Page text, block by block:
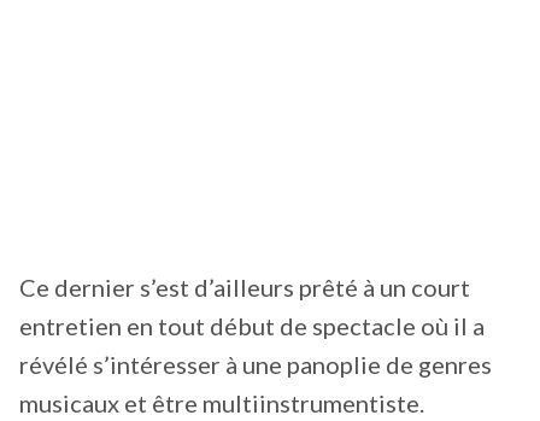
Ce dernier s’est d’ailleurs prêté à un court
entretien en tout début de spectacle où il a
révélé s’intéresser à une panoplie de genres
musicaux et être multiinstrumentiste.